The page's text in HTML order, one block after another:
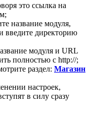
это ссылка на
название модуля,
введите директорию
модуля и URL
полностью с http://;
раздел: Магазин
настроек,
в силу сразу